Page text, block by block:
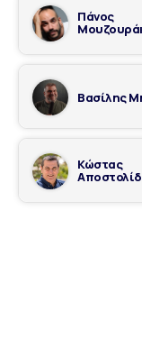
Πάνος
Βασίλης
Κώστας